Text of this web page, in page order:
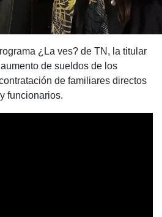
¿La ves? de TN, la titular
de sueldos de los
de familiares directos
funcionarios.